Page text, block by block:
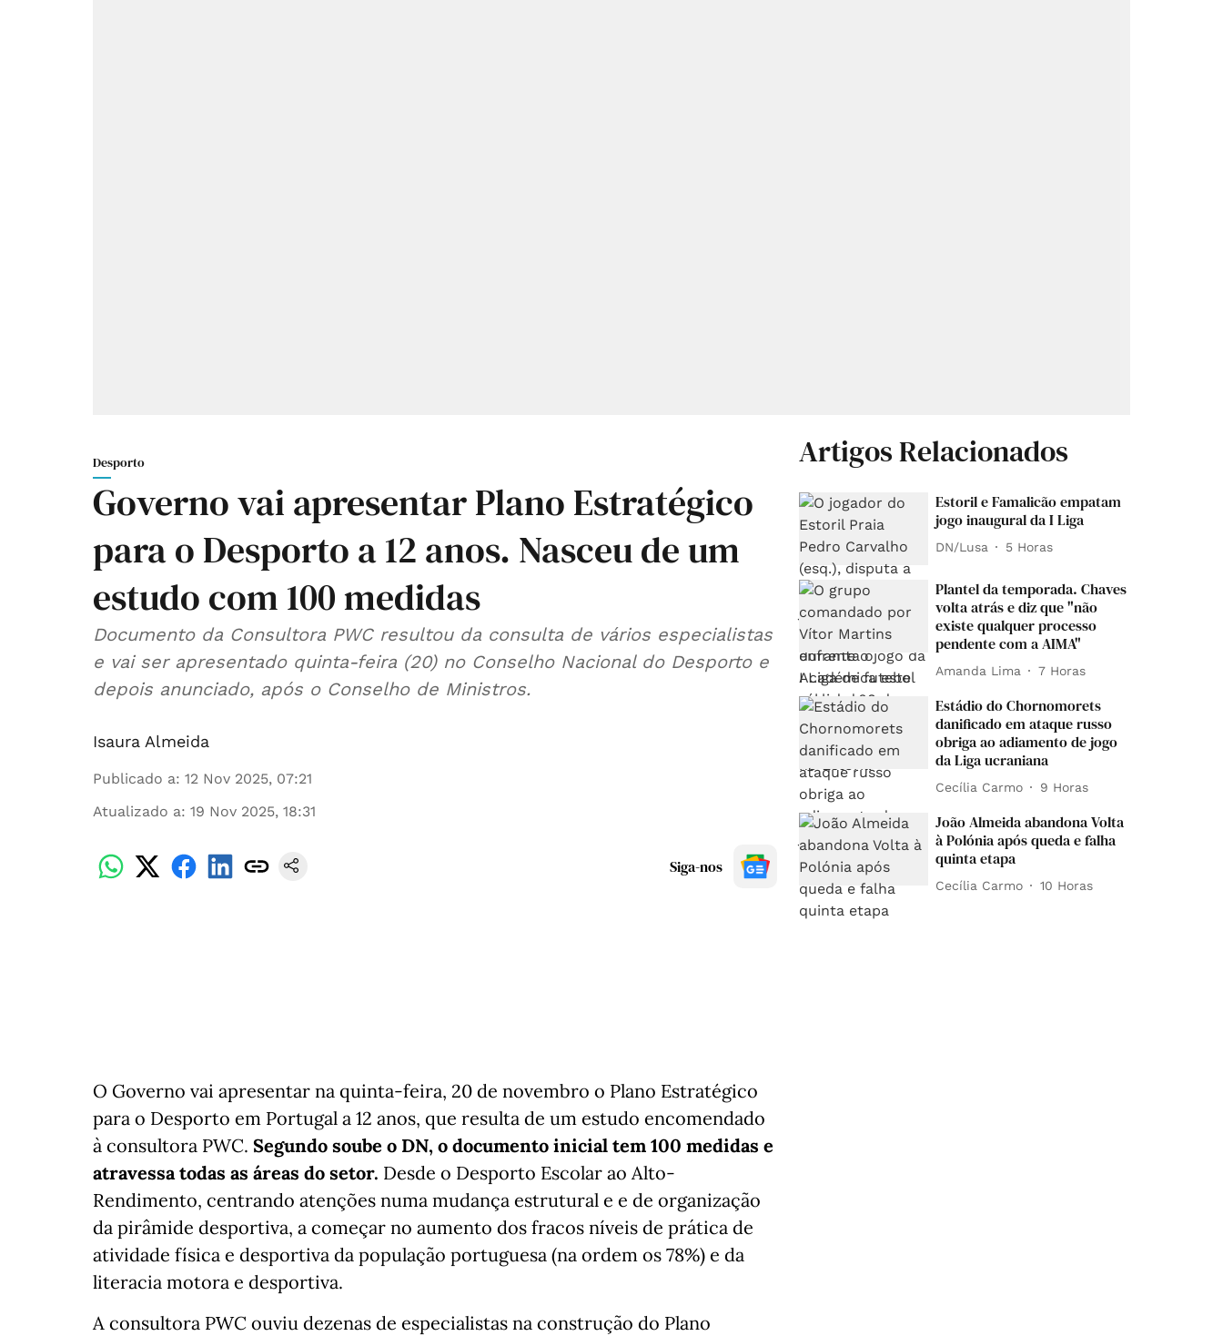
Desporto
Governo vai apresentar Plano Estratégico
para o Desporto a 12 anos. Nasceu de um
estudo com 100 medidas
Documento da Consultora PWC resultou da consulta de vários especialistas
e vai ser apresentado quinta-feira (20) no Conselho Nacional do Desporto e
depois anunciado, após o Conselho de Ministros.
Isaura Almeida
Publicado a: 12 Nov 2025, 07:21
Atualizado a: 19 Nov 2025, 18:31
Siga-nos
O Governo vai apresentar na quinta-feira, 20 de novembro o Plano Estratégico
para o Desporto em Portugal a 12 anos, que resulta de um estudo encomendado
à consultora PWC. Segundo soube o DN, o documento inicial tem 100 medidas e
atravessa todas as áreas do setor. Desde o Desporto Escolar ao Alto-
Rendimento, centrando atenções numa mudança estrutural e e de organização
da pirâmide desportiva, a começar no aumento dos fracos níveis de prática de
atividade física e desportiva da população portuguesa (na ordem os 78%) e da
literacia motora e desportiva.
A consultora PWC ouviu dezenas de especialistas na construção do Plano
Artigos Relacionados
Estoril e Famalicão empatam
jogo inaugural da I Liga
DN/Lusa 5 Horas
Plantel da temporada. Chaves
volta atrás e diz que "não
existe qualquer processo
pendente com a AIMA"
Amanda Lima 7 Horas
Estádio do Chornomorets
danificado em ataque russo
obriga ao adiamento de jogo
da Liga ucraniana
Cecília Carmo 9 Horas
João Almeida abandona Volta
à Polónia após queda e falha
quinta etapa
Cecília Carmo 10 Horas